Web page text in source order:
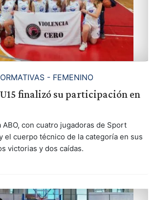
- FEMENINO
finalizó su participación en
ABO, con cuatro jugadoras de Sport
el cuerpo técnico de la categoría en sus
victorias y dos caídas.